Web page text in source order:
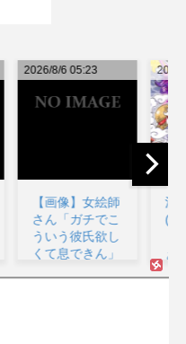
2026/8/6 05:13
漫画ワンピース
(平均読者44歳)
「第三世界でさ
ぁ！悪魔がい